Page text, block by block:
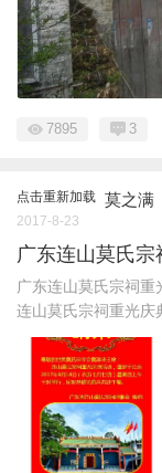
7895 3
点击重新加载 莫之满
2017-8-23
广东连山莫氏
广东连山莫氏宗祠重
连山莫氏宗祠重光庆